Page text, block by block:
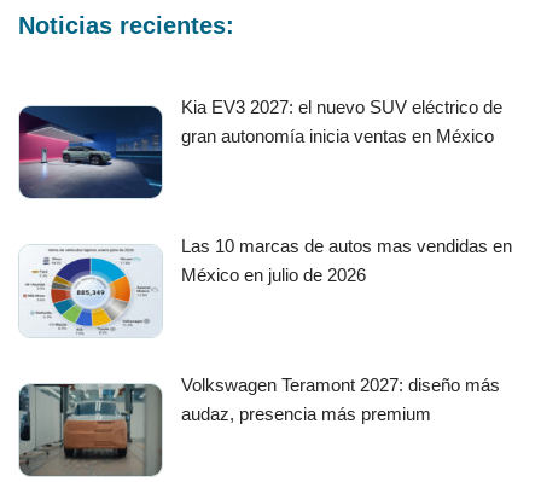
Noticias recientes:
Kia EV3 2027: el nuevo SUV eléctrico de
gran autonomía inicia ventas en México
Las 10 marcas de autos mas vendidas en
México en julio de 2026
Volkswagen Teramont 2027: diseño más
audaz, presencia más premium